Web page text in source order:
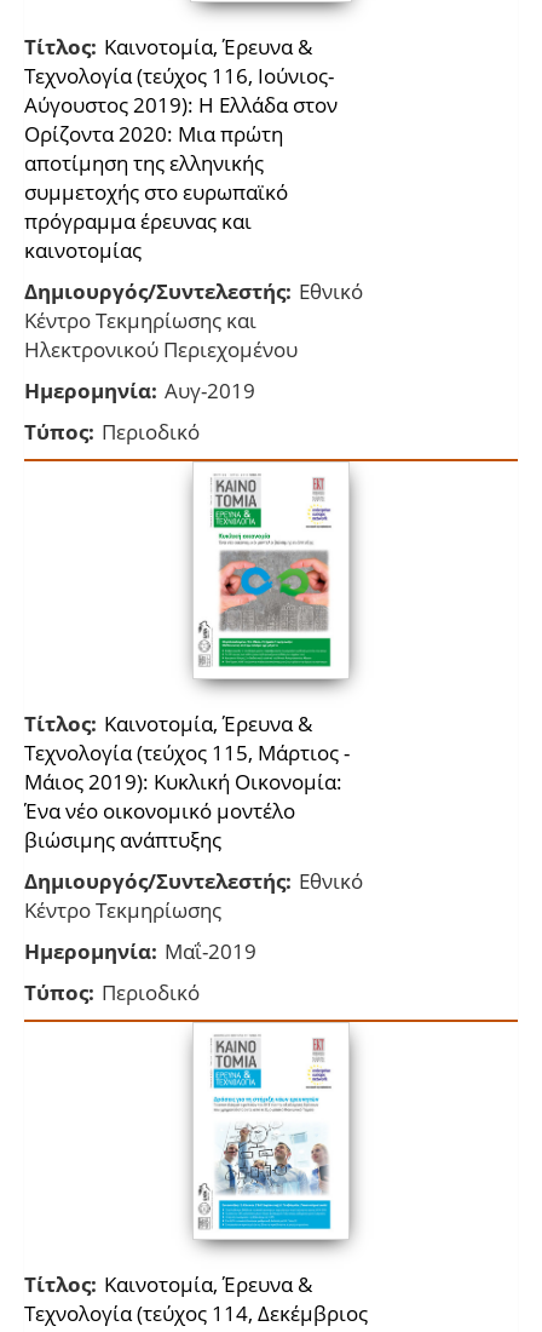
Τίτλος: Καινοτομία, Έρευνα &
Τεχνολογία (τεύχος 116, Ιούνιος-
Αύγουστος 2019): Η Ελλάδα στον
Ορίζοντα 2020: Μια πρώτη
αποτίμηση της ελληνικής
συμμετοχής στο ευρωπαϊκό
πρόγραμμα έρευνας και
καινοτομίας
Δημιουργός/Συντελεστής: Εθνικό
Κέντρο Τεκμηρίωσης και
Ηλεκτρονικού Περιεχομένου
Ημερομηνία: Αυγ-2019
Τύπος: Περιοδικό
Τίτλος: Καινοτομία, Έρευνα &
Τεχνολογία (τεύχος 115, Μάρτιος -
Μάιος 2019): Κυκλική Οικονομία:
Ένα νέο οικονομικό μοντέλο
βιώσιμης ανάπτυξης
Δημιουργός/Συντελεστής: Εθνικό
Κέντρο Τεκμηρίωσης
Ημερομηνία: Μαΐ-2019
Τύπος: Περιοδικό
Τίτλος: Καινοτομία, Έρευνα &
Τεχνολογία (τεύχος 114, Δεκέμβριος